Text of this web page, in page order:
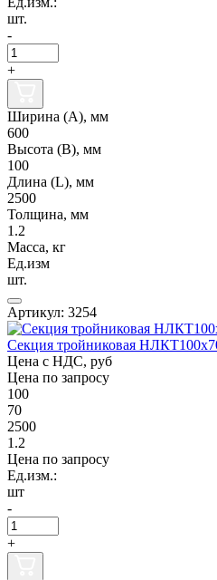
шт.
-
+
Ширина (А), мм
600
Высота (В), мм
100
Длина (L), мм
2500
Толщина, мм
1.2
Масса, кг
Ед.изм
шт.
Артикул: 3254
Секция тройниковая
Цена с НДС, руб
Цена по запросу
100
70
2500
1.2
Цена по запросу
Ед.изм.:
шт
-
+